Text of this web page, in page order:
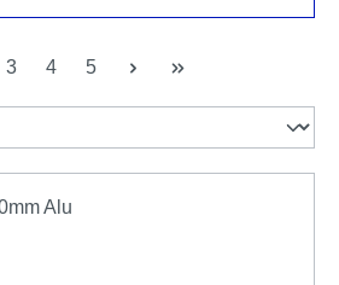
Seite
3 Seite
4 Seite
5